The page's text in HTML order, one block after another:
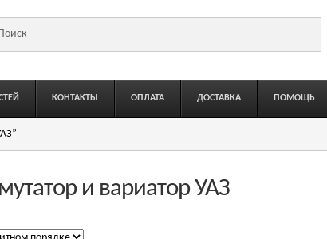
КОНТАКТЫ ОПЛАТА ДОСТАВКА ПОМОЩЬ
и вариатор УАЗ